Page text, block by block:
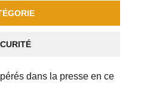
dans la presse en ce